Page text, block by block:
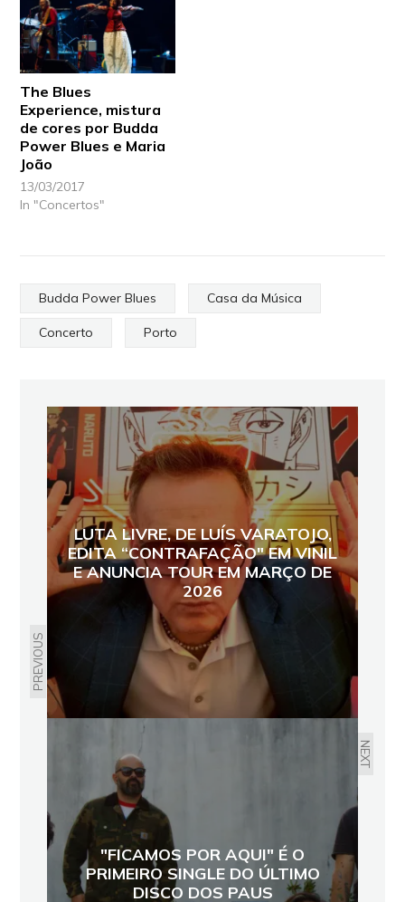
The Blues
Experience, mistura
de cores por Budda
Power Blues e Maria
João
13/03/2017
In "Concertos"
Budda Power Blues Casa da Música
Concerto Porto
PREVIOUS
LUTA LIVRE, DE LUÍS VARATOJO,
EDITA “CONTRAFAÇÃO" EM VINIL
E ANUNCIA TOUR EM MARÇO DE
2026
NEXT
"FICAMOS POR AQUI" É O
PRIMEIRO SINGLE DO ÚLTIMO
DISCO DOS PAUS